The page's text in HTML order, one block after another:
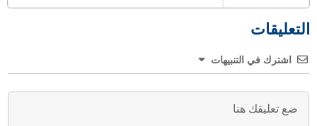
التعليقات
اشترك في التنبيهات